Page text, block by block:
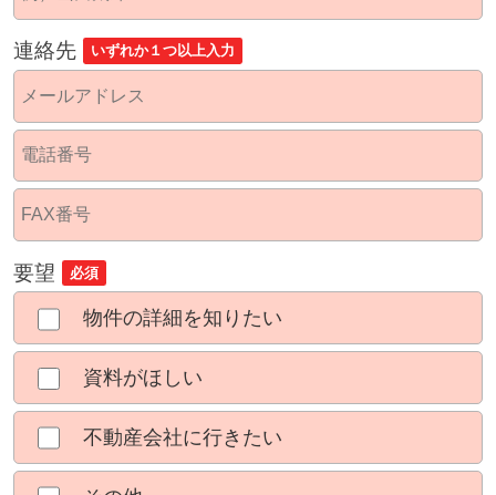
連絡先 いずれか１つ以上入力
要望 必須
物件の詳細を知りたい
資料がほしい
不動産会社に行きたい